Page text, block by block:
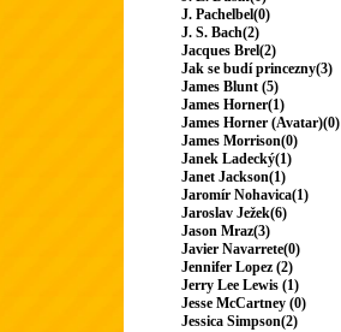
J. Pachelbel(0)
J. S. Bach(2)
Jacques Brel(2)
Jak se budí princezny(3)
James Blunt (5)
James Horner(1)
James Horner (Avatar)(0)
James Morrison(0)
Janek Ladecký(1)
Janet Jackson(1)
Jaromír Nohavica(1)
Jaroslav Ježek(6)
Jason Mraz(3)
Javier Navarrete(0)
Jennifer Lopez (2)
Jerry Lee Lewis (1)
Jesse McCartney (0)
Jessica Simpson(2)